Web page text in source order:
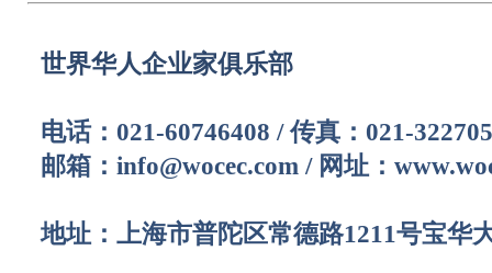
世界华人企业家俱乐部
电话：021-60746408 /传真：021-
邮箱：info@wocec.com / 网址：
地址：上海市普陀区常德路1211号宝华